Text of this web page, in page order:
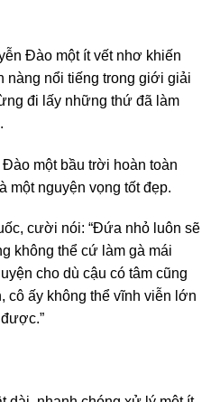
Đào một ít vết nhơ khiến
nàng nổi tiếng trong giới giải
đi lấy những thứ đã làm
một bầu trời hoàn toàn
một nguyện vọng tốt đẹp.
cười nói: “Đứa nhỏ luôn sẽ
không thể cứ làm gà mái
cho dù cậu có tâm cũng
cô ấy không thể vĩnh viễn lớn